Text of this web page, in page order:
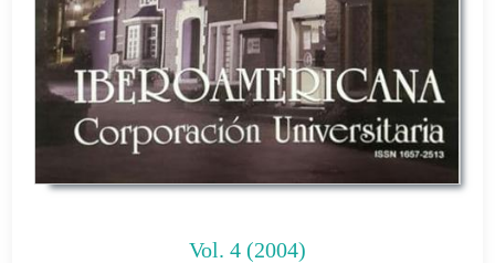
Vol. 4 (2004)